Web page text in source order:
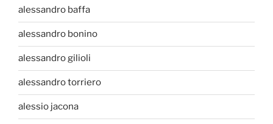
alessandro baffa
alessandro bonino
alessandro gilioli
alessandro torriero
alessio jacona